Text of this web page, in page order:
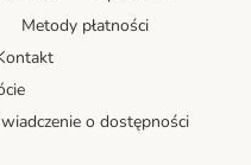
Metody płatności
o dostępności